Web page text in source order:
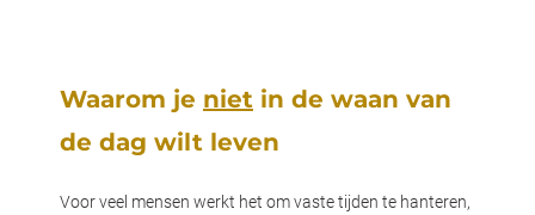
Waarom je niet in de waan van
de dag wilt leven
Voor veel mensen werkt het om vaste tijden te hanteren,